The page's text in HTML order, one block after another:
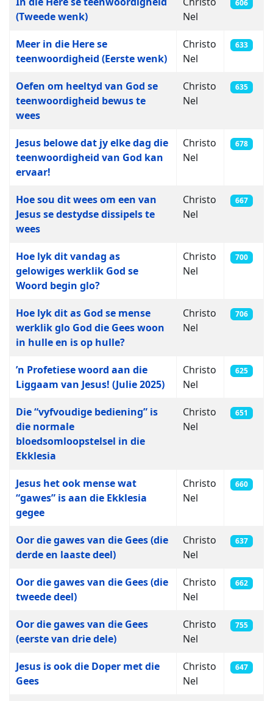
(Tweede wenk)
Nel
606
Meer in die Here se
teenwoordigheid (Eerste wenk)
Christo
Nel
633
Oefen om heeltyd van God se
teenwoordigheid bewus te
wees
Christo
Nel
635
Jesus belowe dat jy elke dag die
teenwoordigheid van God kan
ervaar!
Christo
Nel
678
Hoe sou dit wees om een van
Jesus se destydse dissipels te
wees
Christo
Nel
667
Hoe lyk dit vandag as
gelowiges werklik God se
Woord begin glo?
Christo
Nel
700
Hoe lyk dit as God se mense
werklik glo God die Gees woon
in hulle en is op hulle?
Christo
Nel
706
’n Profetiese woord aan die
Liggaam van Jesus! (Julie 2025)
Christo
Nel
625
Die “vyfvoudige bediening” is
die normale
bloedsomloopstelsel in die
Ekklesia
Christo
Nel
651
Jesus het ook mense wat
“gawes” is aan die Ekklesia
gegee
Christo
Nel
660
Oor die gawes van die Gees (die
derde en laaste deel)
Christo
Nel
637
Oor die gawes van die Gees (die
tweede deel)
Christo
Nel
662
Oor die gawes van die Gees
(eerste van drie dele)
Christo
Nel
755
Jesus is ook die Doper met die
Gees
Christo
Nel
647